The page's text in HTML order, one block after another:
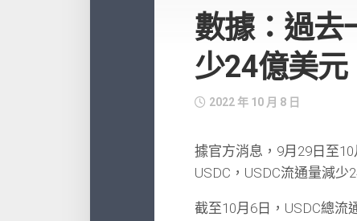
數據：過去
少24億美元
2022 年 10 月 8 日
據官方消息，9月29日至
USDC，USDC流通量減少
截至10月6日，USDC總流